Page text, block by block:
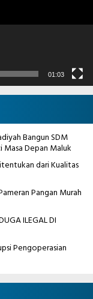
01:03
Bangun SDM
Masa Depan Maluk
dari Kualitas
Pangan Murah
ILEGAL DI
Pengoperasian